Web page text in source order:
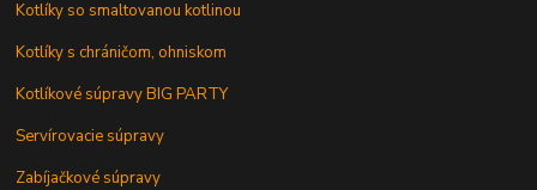
Kotlíky so smaltovanou kotlinou
Kotlíky s chráničom, ohniskom
Kotlíkové súpravy BIG PARTY
Servírovacie súpravy
Zabíjačkové súpravy